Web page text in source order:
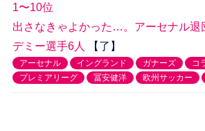
1〜10位
出さなきゃよかった…。アーセナル退
デミー選手6人
【了】
アーセナル イングランド ガナーズ コ
プレミアリーグ
冨安健洋 欧州サッカー